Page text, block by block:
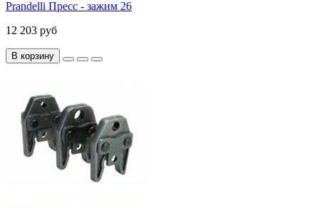
Prandelli Пресс - зажим 26
12 203 руб
В корзину